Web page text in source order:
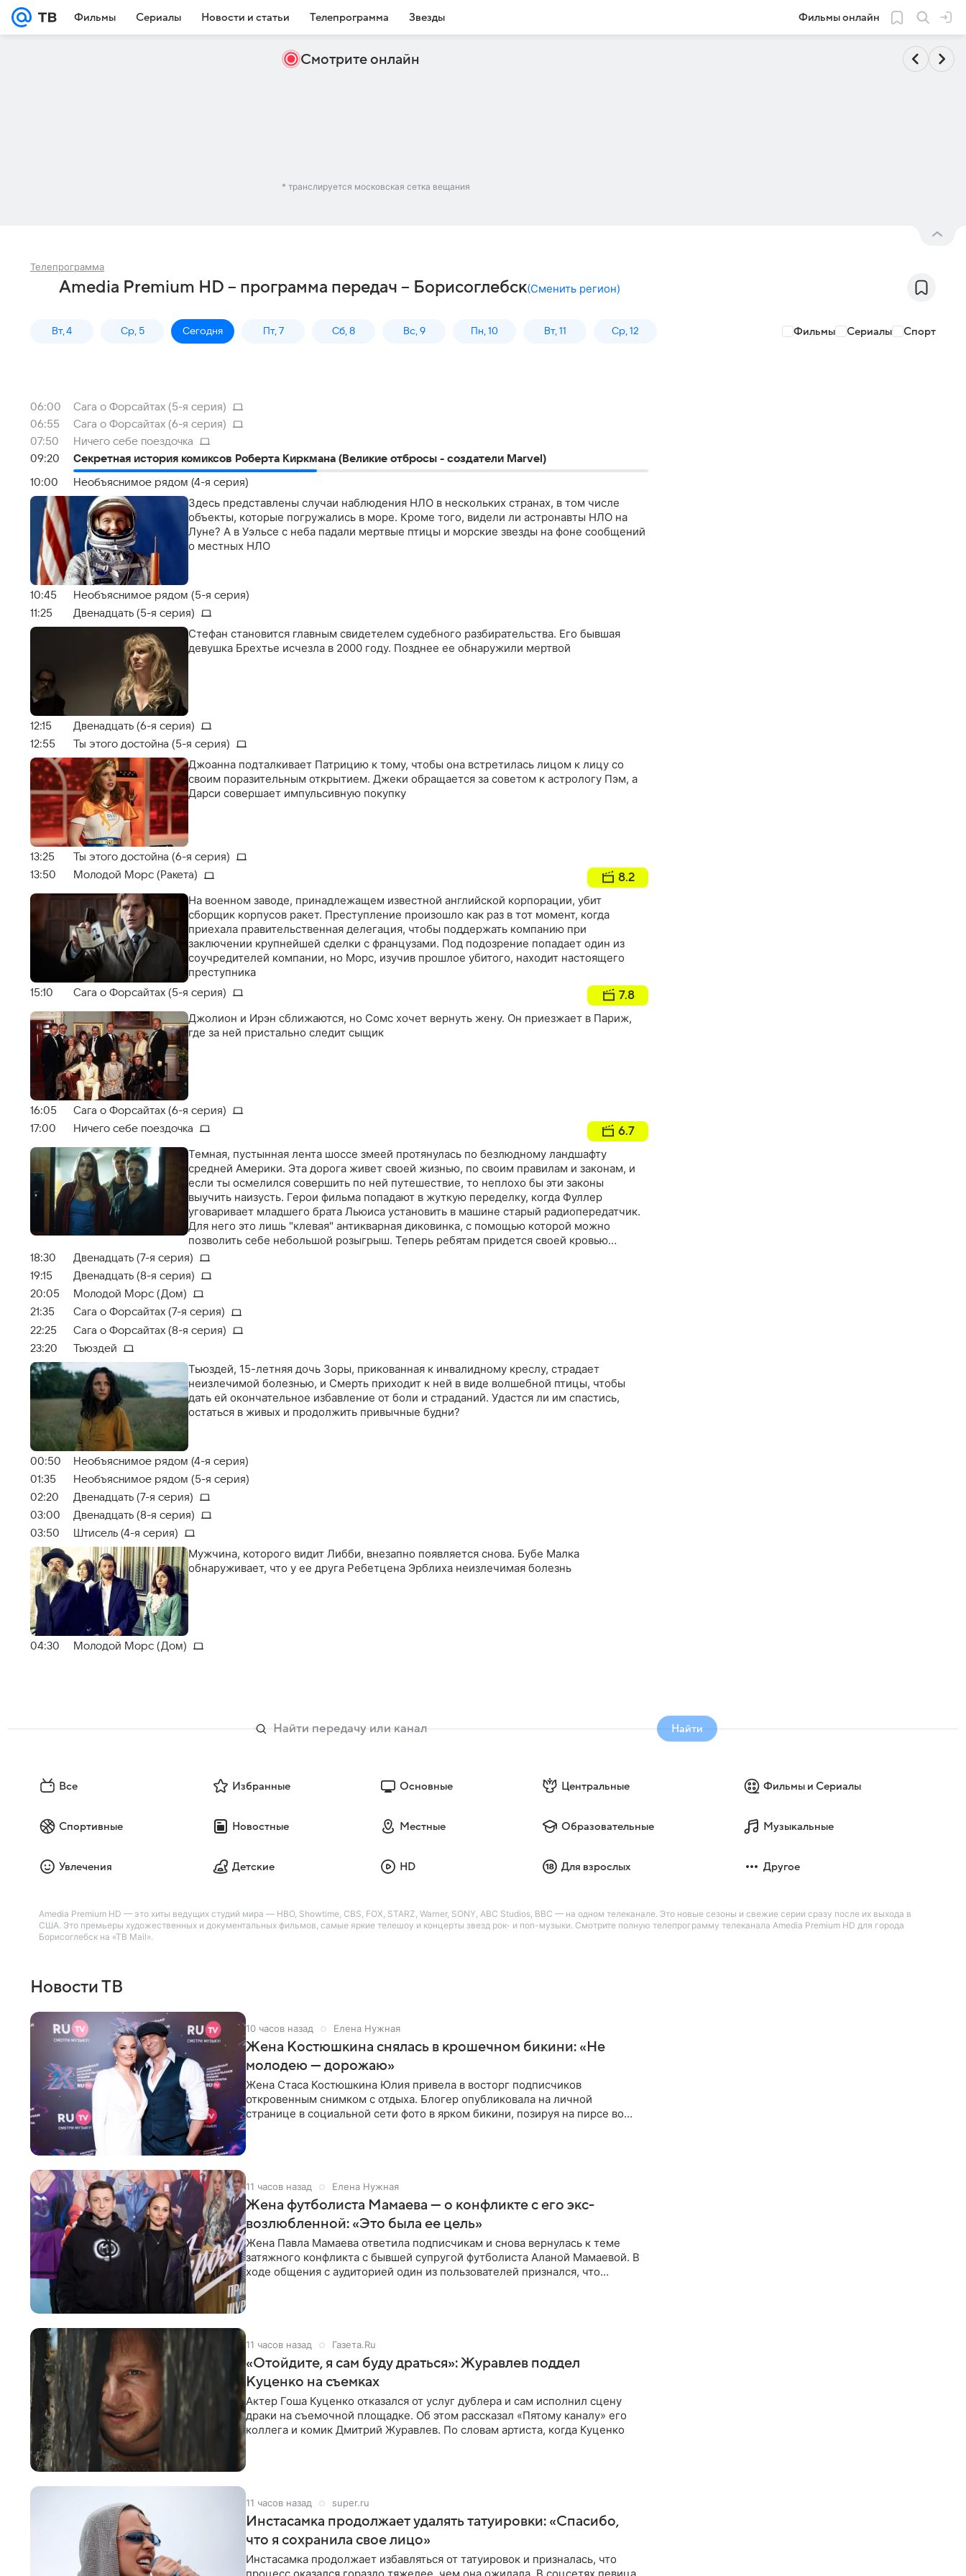
Фильмы Сериалы Новости и статьи Телепрограмма Звезды Фильмы онлайн
Смотрите онлайн
* транслируется московская сетка вещания
Телепрограмма
Amedia Premium HD – программа передач – Борисоглебск(Сменить регион)
Вт, 4 Ср, 5 Сегодня Пт, 7 Сб, 8 Вс, 9 Пн, 10 Вт, 11 Ср, 12 Фильмы Сериалы Спорт
06:00
Сага о Форсайтах (5-я серия)
06:55
Сага о Форсайтах (6-я серия)
07:50
Ничего себе поездочка
09:20
Секретная история комиксов Роберта Киркмана (Великие отбросы - создатели Marvel)
10:00 Необъяснимое рядом (4-я серия)
Здесь представлены случаи наблюдения НЛО в нескольких странах, в том числе
объекты, которые погружались в море. Кроме того, видели ли астронавты НЛО на
Луне? А в Уэльсе с неба падали мертвые птицы и морские звезды на фоне сообщений
о местных НЛО
10:45
Необъяснимое рядом (5-я серия)
11:25
Двенадцать (5-я серия)
Стефан становится главным свидетелем судебного разбирательства. Его бывшая
девушка Брехтье исчезла в 2000 году. Позднее ее обнаружили мертвой
12:15
Двенадцать (6-я серия)
12:55
Ты этого достойна (5-я серия)
Джоанна подталкивает Патрицию к тому, чтобы она встретилась лицом к лицу со
своим поразительным открытием. Джеки обращается за советом к астрологу Пэм, а
Дарси совершает импульсивную покупку
13:25
Ты этого достойна (6-я серия)
13:50
Молодой Морс (Ракета) 8.2
На военном заводе, принадлежащем известной английской корпорации, убит
сборщик корпусов ракет. Преступление произошло как раз в тот момент, когда
приехала правительственная делегация, чтобы поддержать компанию при
заключении крупнейшей сделки с французами. Под подозрение попадает один из
соучредителей компании, но Морс, изучив прошлое убитого, находит настоящего
преступника
15:10 Сага о Форсайтах (5-я серия) 7.8
Джолион и Ирэн сближаются, но Сомс хочет вернуть жену. Он приезжает в Париж,
где за ней пристально следит сыщик
16:05
Сага о Форсайтах (6-я серия)
17:00
Ничего себе поездочка 6.7
Темная, пустынная лента шоссе змеей протянулась по безлюдному ландшафту
средней Америки. Эта дорога живет своей жизнью, по своим правилам и законам, и
если ты осмелился совершить по ней путешествие, то неплохо бы эти законы
выучить наизусть. Герои фильма попадают в жуткую переделку, когда Фуллер
уговаривает младшего брата Льюиса установить в машине старый радиопередатчик.
Для него это лишь "клевая" антикварная диковинка, с помощью которой можно
позволить себе небольшой розыгрыш. Теперь ребятам придется своей кровью
расплачиваться за поступок, на который способен каждый из нас…
18:30
Двенадцать (7-я серия)
19:15
Двенадцать (8-я серия)
20:05
Молодой Морс (Дом)
21:35
Сага о Форсайтах (7-я серия)
22:25
Сага о Форсайтах (8-я серия)
23:20
Тьюздей
Тьюздей, 15-летняя дочь Зоры, прикованная к инвалидному креслу, страдает
неизлечимой болезнью, и Смерть приходит к ней в виде волшебной птицы, чтобы
дать ей окончательное избавление от боли и страданий. Удастся ли им спастись,
остаться в живых и продолжить привычные будни?
00:50
Необъяснимое рядом (4-я серия)
01:35
Необъяснимое рядом (5-я серия)
02:20
Двенадцать (7-я серия)
03:00
Двенадцать (8-я серия)
03:50
Штисель (4-я серия)
Мужчина, которого видит Либби, внезапно появляется снова. Бубе Малка
обнаруживает, что у ее друга Ребетцена Эрблиха неизлечимая болезнь
04:30 Молодой Морс (Дом)
Найти
Все Избранные Основные Центральные Фильмы и Сериалы
Спортивные Новостные Местные Образовательные Музыкальные
Увлечения Детские HD Для взрослых Другое
Amedia Premium HD — это хиты ведущих студий мира — HBO, Showtime, CBS, FOX, STARZ, Warner, SONY, ABC Studios, BBC — на одном телеканале. Это новые сезоны и свежие серии сразу после их выхода в
США. Это премьеры художественных и документальных фильмов, самые яркие телешоу и концерты звезд рок- и поп-музыки. Смотрите полную телепрограмму телеканала Amedia Premium HD для города
Борисоглебск на «ТВ Mail».
Новости ТВ
10 часов назад Елена Нужная
Жена Костюшкина снялась в крошечном бикини: «Не
молодею — дорожаю»
Жена Стаса Костюшкина Юлия привела в восторг подписчиков
откровенным снимком с отдыха. Блогер опубликовала на личной
странице в социальной сети фото в ярком бикини, позируя на пирсе во
11 часов назад Елена Нужная
Жена футболиста Мамаева — о конфликте с его экс-
возлюбленной: «Это была ее цель»
Жена Павла Мамаева ответила подписчикам и снова вернулась к теме
затяжного конфликта с бывшей супругой футболиста Аланой Мамаевой. В
ходе общения с аудиторией один из пользователей признался, что
11 часов назад Газета.Ru
«Отойдите, я сам буду драться»: Журавлев поддел
Куценко на съемках
Актер Гоша Куценко отказался от услуг дублера и сам исполнил сцену
драки на съемочной площадке. Об этом рассказал «Пятому каналу» его
коллега и комик Дмитрий Журавлев. По словам артиста, когда Куценко
11 часов назад super.ru
Инстасамка продолжает удалять татуировки: «Спасибо,
что я сохранила свое лицо»
Инстасамка продолжает избавляться от татуировок и призналась, что